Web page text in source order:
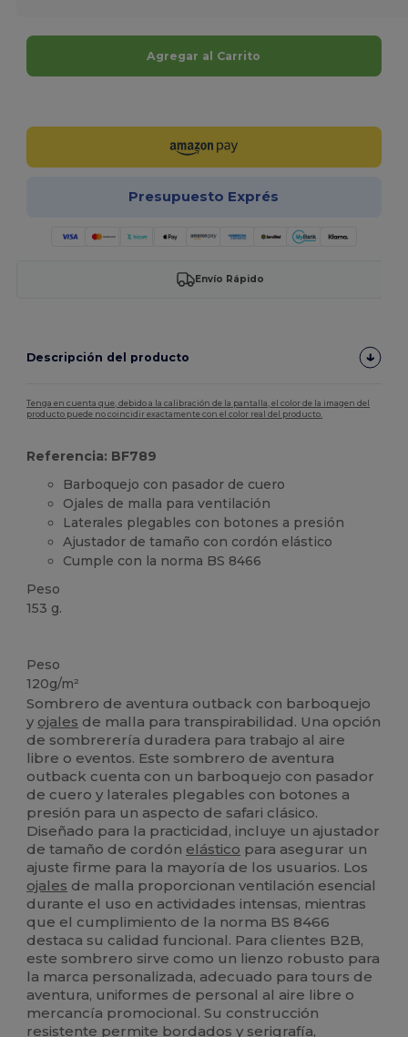
Agregar al Carrito
Presupuesto Exprés
Envío Rápido
Descripción del producto
Tenga en cuenta que, debido a la calibración de la pantalla, el color de la imagen del
producto puede no coincidir exactamente con el color real del producto.
Referencia: BF789
Barboquejo con pasador de cuero
Ojales de malla para ventilación
Laterales plegables con botones a presión
Ajustador de tamaño con cordón elástico
Cumple con la norma BS 8466
Peso
153 g.
Peso
120g/m²
Sombrero de aventura outback con barboquejo
y ojales de malla para transpirabilidad. Una opción
de sombrerería duradera para trabajo al aire
libre o eventos. Este sombrero de aventura
outback cuenta con un barboquejo con pasador
de cuero y laterales plegables con botones a
presión para un aspecto de safari clásico.
Diseñado para la practicidad, incluye un ajustador
de tamaño de cordón elástico para asegurar un
ajuste firme para la mayoría de los usuarios. Los
ojales de malla proporcionan ventilación esencial
durante el uso en actividades intensas, mientras
que el cumplimiento de la norma BS 8466
destaca su calidad funcional. Para clientes B2B,
este sombrero sirve como un lienzo robusto para
la marca personalizada, adecuado para tours de
aventura, uniformes de personal al aire libre o
mercancía promocional. Su construcción
resistente permite bordados y serigrafía,